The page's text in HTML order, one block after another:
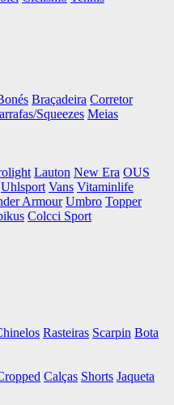
Braçadeira Corretor
Squeezes Meias
Lauton New Era OUS
Uhlsport Vans Vitaminlife
Armour Umbro Topper
Colcci Sport
Rasteiras Scarpin Bota
Calças Shorts Jaqueta